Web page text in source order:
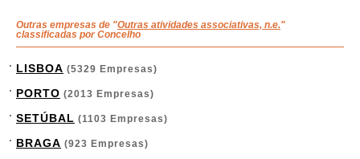
Outras empresas de "Outras atividades associativas, n.e."
classificadas por Concelho
LISBOA (5329 Empresas)
PORTO (2013 Empresas)
SETÚBAL (1103 Empresas)
BRAGA (923 Empresas)